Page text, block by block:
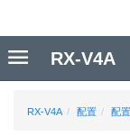
RX-V4A 配置 配
RX-V4A